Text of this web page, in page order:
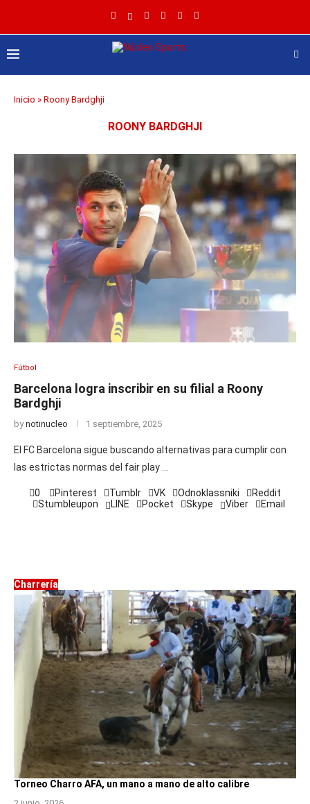
Inicio » Roony Bardghji
ROONY BARDGHJI
Fútbol
Barcelona logra inscribir en su filial a Roony
Bardghji
bynotinucleo 1 septiembre, 2025
El FC Barcelona sigue buscando alternativas para cumplir con
las estrictas normas del fair play …
0 Pinterest Tumblr VK Odnoklassniki
Reddit
Stumbleupon
LINE Pocket Skype Viber Email
Charrería
Torneo Charro AFA, un mano a mano de alto calibre